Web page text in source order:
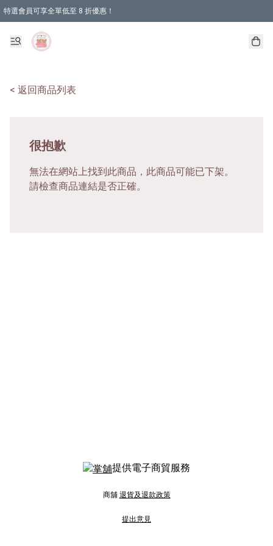
特選會員可享全單低至 8 折優惠！
< 返回商品列表
很抱歉
無法在網站上找到此商品，此商品可能已下架。
請檢查商品連結是否正確。
提供電子商貿服務
商舖 退貨及退款政策
提出意見